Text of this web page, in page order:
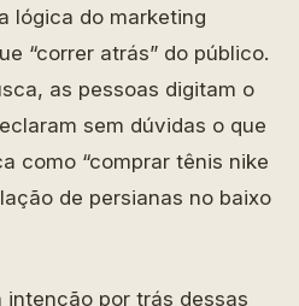
lógica do marketing
“correr atrás” do público.
as pessoas digitam o
sem dúvidas o que
como “comprar tênis nike
de persianas no baixo
intenção por trás dessas